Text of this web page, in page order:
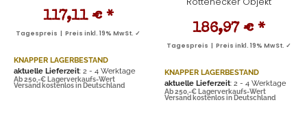
117,11 € *
Tagespreis | Preis inkl. 19% MwSt. ✓
KNAPPER LAGERBESTAND
aktuelle Lieferzeit: 2 - 4 Werktage
Ab 250,-€ Lagerverkaufs-Wert
Versand kostenlos in Deutschland
186,97 € *
Tagespreis | Preis inkl. 19% MwSt. ✓
KNAPPER LAGERBESTAND
aktuelle Lieferzeit: 2 - 4 Werktage
Ab 250,-€ Lagerverkaufs-Wert
Versand kostenlos in Deutschland